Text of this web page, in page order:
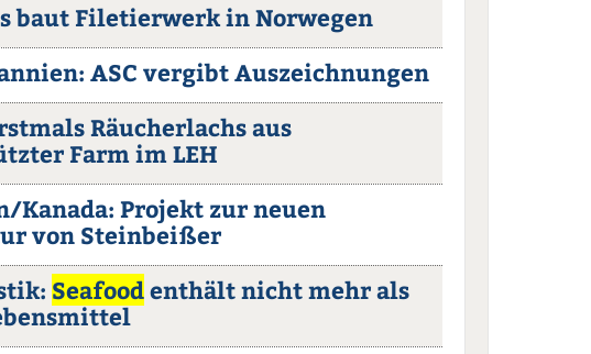
baut Filetierwerk in Norwegen
ASC vergibt Auszeichnungen
Räucherlachs aus
Farm im LEH
Kanada: Projekt zur neuen
von Steinbeißer
Seafoodenthält nicht mehr als